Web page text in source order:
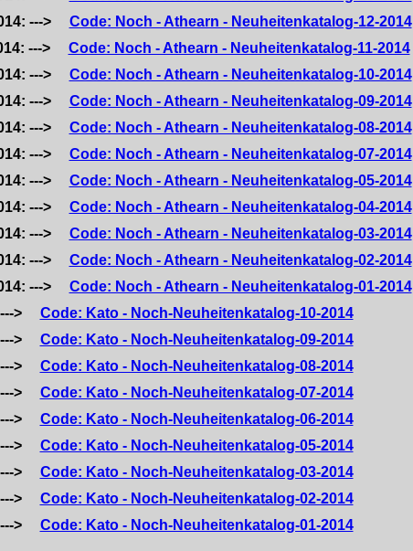
--->
Code: Noch - Athearn - Neuheitenkatalog-12-2014
--->
Code: Noch - Athearn - Neuheitenkatalog-11-2014
--->
Code: Noch - Athearn - Neuheitenkatalog-10-2014
--->
Code: Noch - Athearn - Neuheitenkatalog-09-2014
--->
Code: Noch - Athearn - Neuheitenkatalog-08-2014
--->
Code: Noch - Athearn - Neuheitenkatalog-07-2014
--->
Code: Noch - Athearn - Neuheitenkatalog-05-2014
--->
Code: Noch - Athearn - Neuheitenkatalog-04-2014
--->
Code: Noch - Athearn - Neuheitenkatalog-03-2014
--->
Code: Noch - Athearn - Neuheitenkatalog-02-2014
--->
Code: Noch - Athearn - Neuheitenkatalog-01-2014
--->
Code: Kato - Noch-Neuheitenkatalog-10-2014
--->
Code: Kato - Noch-Neuheitenkatalog-09-2014
--->
Code: Kato - Noch-Neuheitenkatalog-08-2014
--->
Code: Kato - Noch-Neuheitenkatalog-07-2014
--->
Code: Kato - Noch-Neuheitenkatalog-06-2014
--->
Code: Kato - Noch-Neuheitenkatalog-05-2014
--->
Code: Kato - Noch-Neuheitenkatalog-03-2014
--->
Code: Kato - Noch-Neuheitenkatalog-02-2014
--->
Code: Kato - Noch-Neuheitenkatalog-01-2014